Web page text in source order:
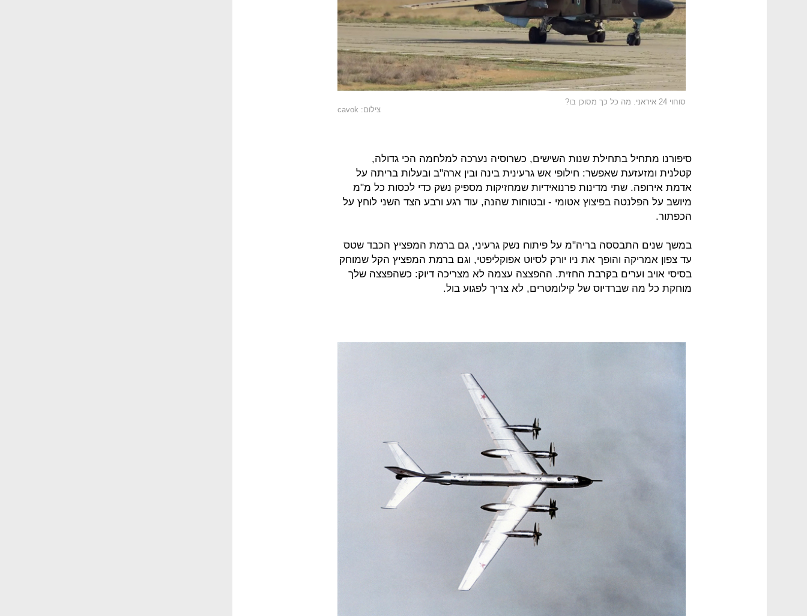
סוחוי 24 איראני. מה כל כך מסוכן בו?
צילום: cavok
סיפורנו מתחיל בתחילת שנות השישים, כשרוסיה נערכה למלחמה הכי גדולה,
קטלנית ומזעזעת שאפשר: חילופי אש גרעינית בינה ובין ארה"ב ובעלות בריתה על
אדמת אירופה. שתי מדינות פרנואידיות שמחזיקות מספיק נשק כדי לכסות כל מ"מ
מיושב על הפלנטה בפיצוץ אטומי - ובטוחות שהנה, עוד רגע ורבע הצד השני לוחץ על
הכפתור.
במשך שנים התבססה בריה"מ על פיתוח נשק גרעיני, גם ברמת המפציץ הכבד שטס
עד צפון אמריקה והופך את ניו יורק לסיוט אפוקליפטי, וגם ברמת המפציץ הקל שמוחק
בסיסי אויב וערים בקרבת החזית. ההפצצה עצמה לא מצריכה דיוק: כשהפצצה שלך
מוחקת כל מה שברדיוס של קילומטרים, לא צריך לפגוע בול.